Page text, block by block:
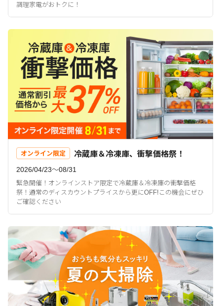
調理家電がおトクに！
オンライン限定 冷蔵庫＆冷凍庫、衝撃価格祭！
2026/04/23〜08/31
緊急開催！オンラインストア限定で冷蔵庫＆冷凍庫の衝撃価格
祭！通常のディスカウントプライスから更にOFF!この機会にぜひ
ご確認ください